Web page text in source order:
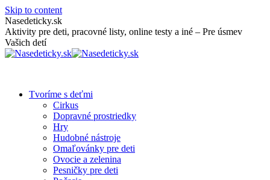
Skip to content
Nasedeticky.sk
Aktivity pre deti, pracovné listy, online testy a iné – Pre úsmev
Vašich detí
Tvoríme s deťmi
Cirkus
Dopravné prostriedky
Hry
Hudobné nástroje
Omaľovánky pre deti
Ovocie a zelenina
Pesničky pre deti